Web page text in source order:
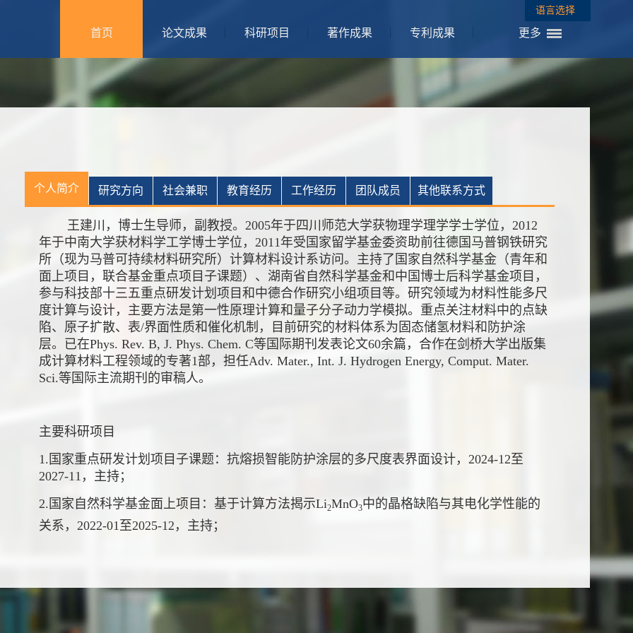
语言选择
首页 论文成果 科研项目 著作成果 专利成果 更多
个人简介 研究方向 社会兼职 教育经历 工作经历 团队成员 其他联系方式
王建川，博士生导师，副教授。2005年于四川师范大学获物理学理学学士学位，2012
年于中南大学获材料学工学博士学位，2011年受国家留学基金委资助前往德国马普钢铁研究
所（现为马普可持续材料研究所）计算材料设计系访问。主持了国家自然科学基金（青年和
面上项目，联合基金重点项目子课题）、湖南省自然科学基金和中国博士后科学基金项目，
参与科技部十三五重点研发计划项目和中德合作研究小组项目等。研究领域为材料性能多尺
度计算与设计，主要方法是第一性原理计算和量子分子动力学模拟。重点关注材料中的点缺
陷、原子扩散、表/界面性质和催化机制，目前研究的材料体系为固态储氢材料和防护涂
层。已在Phys. Rev. B, J. Phys. Chem. C等国际期刊发表论文60余篇，合作在剑桥大学出版集
成计算材料工程领域的专著1部，担任Adv. Mater., Int. J. Hydrogen Energy, Comput. Mater.
Sci.等国际主流期刊的审稿人。
主要科研项目
1.国家重点研发计划项目子课题：抗熔损智能防护涂层的多尺度表界面设计，2024-12至
2027-11，主持；
2.国家自然科学基金面上项目：基于计算方法揭示Li2MnO3中的晶格缺陷与其电化学性能的
关系，2022-01至2025-12，主持；
4.中德科学中心项目：电化学存储系统的集成计算材料工程，2019-07